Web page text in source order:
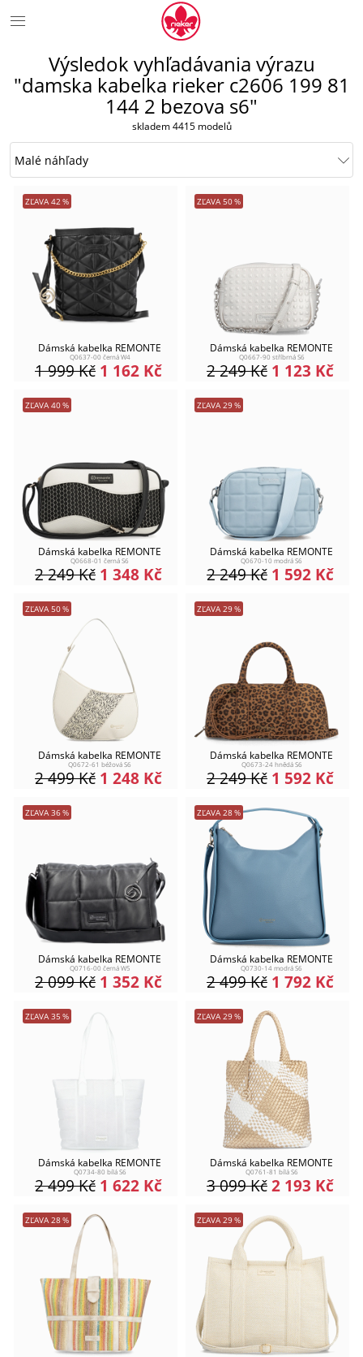
Výsledok vyhľadávania výrazu
"damska kabelka rieker c2606 199 81
144 2 bezova s6"
skladem 4415 modelů
ZĽAVA 42%
Dámská kabelka REMONTE
Q0637-00 černá W4
1 162 Kč
1 999Kč
ZĽAVA 50%
Dámská kabelka REMONTE
Q0667-90 stříbrná S6
1 123 Kč
2 249Kč
ZĽAVA 40%
Dámská kabelka REMONTE
Q0668-01 černá S6
1 348 Kč
2 249Kč
ZĽAVA 29%
Dámská kabelka REMONTE
Q0670-10 modrá S6
1 592 Kč
2 249Kč
ZĽAVA 50%
Dámská kabelka REMONTE
Q0672-61 béžová S6
1 248 Kč
2 499Kč
ZĽAVA 29%
Dámská kabelka REMONTE
Q0673-24 hnědá S6
1 592 Kč
2 249Kč
ZĽAVA 36%
Dámská kabelka REMONTE
Q0716-00 černá W5
1 352 Kč
2 099Kč
ZĽAVA 28%
Dámská kabelka REMONTE
Q0730-14 modrá S6
1 792 Kč
2 499Kč
ZĽAVA 35 %
Dámská kabelka REMONTE
Q0734-80 bílá S6
1 622 Kč
2 499Kč
ZĽAVA 29%
Dámská kabelka REMONTE
Q0761-81 bílá S6
2 193 Kč
3 099Kč
ZĽAVA 28% ZĽAVA 29%